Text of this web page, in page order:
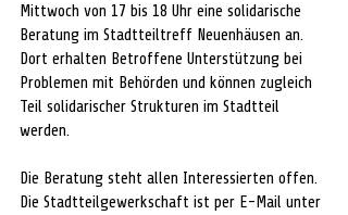
Mittwoch von 17 bis 18 Uhr eine solidarische
Beratung im Stadtteiltreff Neuenhäusen an.
Dort erhalten Betroffene Unterstützung bei
Problemen mit Behörden und können zugleich
Teil solidarischer Strukturen im Stadtteil
werden.
Die Beratung steht allen Interessierten offen.
Die Stadtteilgewerkschaft ist per E-Mail unter